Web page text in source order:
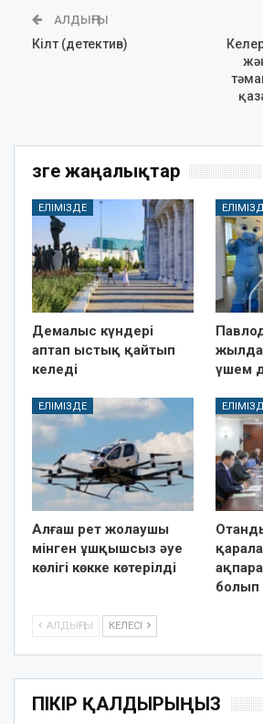
АЛДЫҢҒЫ
Кілт (детектив)
Өзге жаңалықтар
ЕЛІМІЗДЕ
Демалыс күндері
аптап ыстық қайтып
келеді
жылда
үшем
ЕЛІМІЗДЕ
Алғаш рет жолаушы
мінген ұшқышсыз әуе
көлігі көкке көтерілді
АЛДЫҢҒЫ КЕЛЕСІ
ПІКІР ҚАЛДЫРЫҢЫЗ